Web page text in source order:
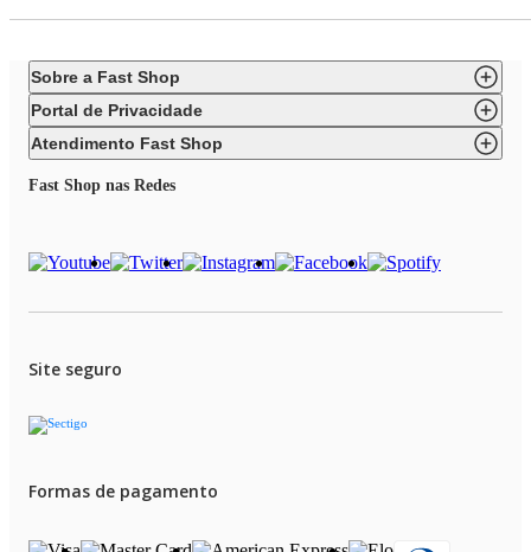
Sobre a Fast Shop
Portal de Privacidade
Atendimento Fast Shop
Fast Shop nas Redes
Site seguro
Formas de pagamento